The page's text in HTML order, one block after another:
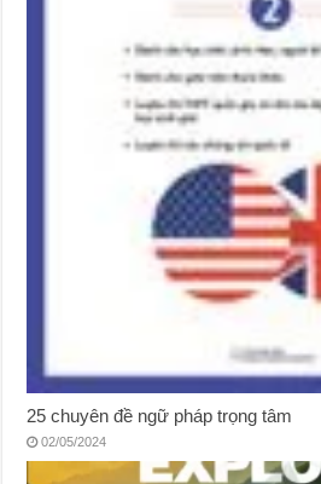
25 chuyên đề ngữ pháp trọng tâm
02/05/2024